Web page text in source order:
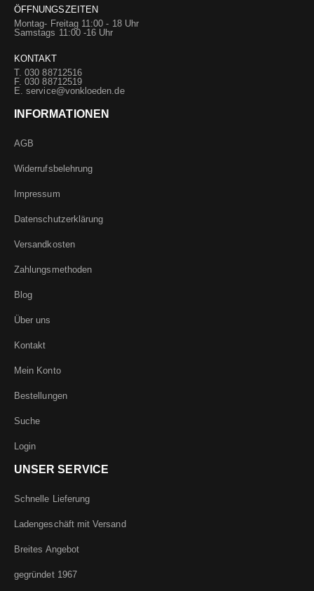
ÖFFNUNGSZEITEN
Montag- Freitag 11:00 - 18 Uhr
Samstags 11:00 -16 Uhr
KONTAKT
T. 030 88712516
F. 030 88712519
E.service@vonkloeden.de
INFORMATIONEN
AGB
Widerrufsbelehrung
Impressum
Datenschutzerklärung
Versandkosten
Zahlungsmethoden
Blog
Über uns
Kontakt
Mein Konto
Bestellungen
Suche
Login
UNSER SERVICE
Schnelle Lieferung
Ladengeschäft mit Versand
Breites Angebot
gegründet 1967